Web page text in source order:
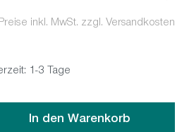
inkl. MwSt. zzgl. Versandkosten
1-3 Tage
gewünschten Wert ein oder
In den Warenkorb